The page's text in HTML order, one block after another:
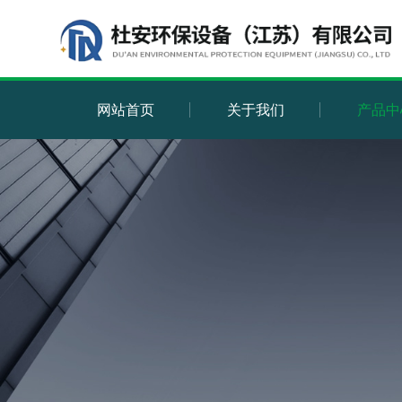
网站首页 关于我们 产品